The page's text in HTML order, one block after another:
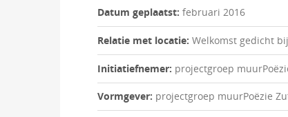
Datum geplaatst: februari 2016
Relatie met locatie: Welkomst gedicht
Initiatiefnemer: projectgroep
Vormgever: projectgroep muurPoëzie